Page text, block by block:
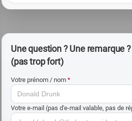
Une question ? Une remarque
(pas trop fort)
Votre prénom / nom *
Votre e-mail (pas d'e-mail valable, pas de